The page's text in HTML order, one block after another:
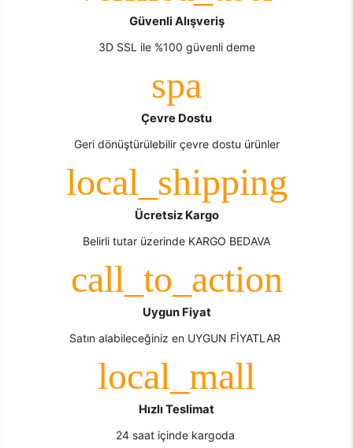
Güvenli Alışveriş
3D SSL ile %100 güvenli deme
Çevre Dostu
Geri dönüştürülebilir çevre dostu ürünler
Ücretsiz Kargo
Belirli tutar üzerinde KARGO BEDAVA
Uygun Fiyat
Satın alabileceğiniz en UYGUN FİYATLAR
Hızlı Teslimat
24 saat içinde kargoda